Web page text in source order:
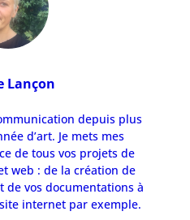
Lançon
depuis plus
d’art. Je mets mes
de tous vos projets de
web : de la création de
vos documentations à
internet par exemple.